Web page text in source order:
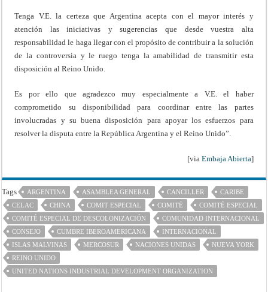
Tenga V.E. la certeza que Argentina acepta con el mayor interés y
atención las iniciativas y sugerencias que desde vuestra alta
responsabilidad le haga llegar con el propósito de contribuir a la solución
de la controversia y le ruego tenga la amabilidad de transmitir esta
disposición al Reino Unido.
Es por ello que agradezco muy especialmente a V.E. el haber
comprometido su disponibilidad para coordinar entre las partes
involucradas y su buena disposición para apoyar los esfuerzos para
resolver la disputa entre la República Argentina y el Reino Unido”.
[via Embaja Abierta]
Tags ARGENTINA ASAMBLEA GENERAL CANCILLER
CARIBE
CELAC
CHINA COMIT ESPECIAL COMITÉ
COMITÉ ESPECIAL
COMITÉ ESPECIAL DE DESCOLONIZACIÓN
COMUNIDAD INTERNACIONAL
CONSEJO
CUMBRE IBEROAMERICANA
INTERNACIONAL
ISLAS MALVINAS
MERCOSUR NACIONES UNIDAS
NUEVA YORK
REINO UNIDO
UNITED NATIONS INDUSTRIAL DEVELOPMENT ORGANIZATION